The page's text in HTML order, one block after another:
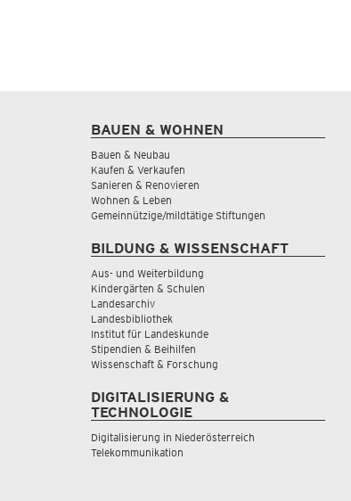
BAUEN & WOHNEN
Bauen & Neubau
Kaufen & Verkaufen
Sanieren & Renovieren
Wohnen & Leben
Gemeinnützige/mildtätige Stiftungen
BILDUNG & WISSENSCHAFT
Aus- und Weiterbildung
Kindergärten & Schulen
Landesarchiv
Landesbibliothek
Institut für Landeskunde
Stipendien & Beihilfen
Wissenschaft & Forschung
DIGITALISIERUNG &
TECHNOLOGIE
Digitalisierung in Niederösterreich
Telekommunikation